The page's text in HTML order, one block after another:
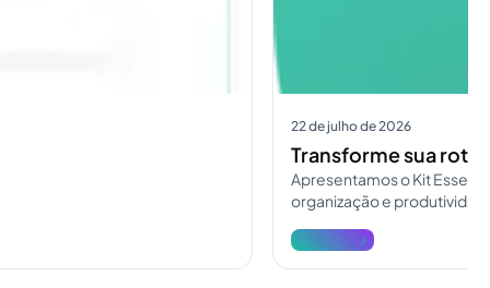
22 de julho de 2026
Transforme sua
Apresentamos o Kit
organização e
Ver mais